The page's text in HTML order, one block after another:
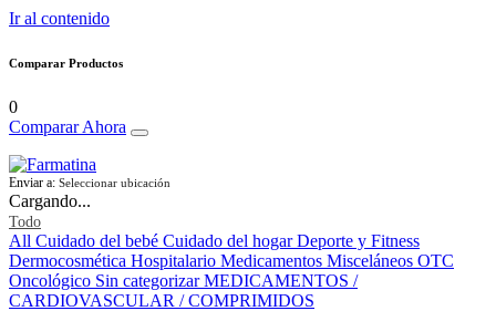
Ir al contenido
Comparar Productos
0
Comparar Ahora
Enviar a: Seleccionar ubicación
Cargando...
Todo
All Cuidado del bebé Cuidado del hogar Deporte y Fitness
Dermocosmética Hospitalario Medicamentos Misceláneos OTC
Oncológico Sin categorizar MEDICAMENTOS /
CARDIOVASCULAR / COMPRIMIDOS